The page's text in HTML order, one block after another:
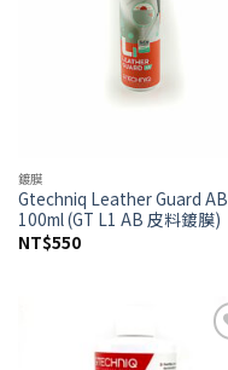
鍍膜
Gtechniq Leather Guard AB
100ml (GT L1 AB 皮料鍍膜)
NT$550